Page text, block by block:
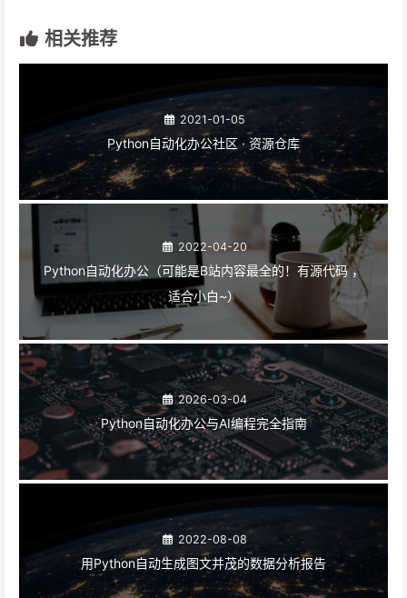
相关推荐
2021-01-05
Python自动化办公社区 · 资源仓库
2022-04-20
Python自动化办公（可能是B站内容最全的！有源代码 ，
适合小白~）
2026-03-04
Python自动化办公与AI编程完全指南
2022-08-08
用Python自动生成图文并茂的数据分析报告